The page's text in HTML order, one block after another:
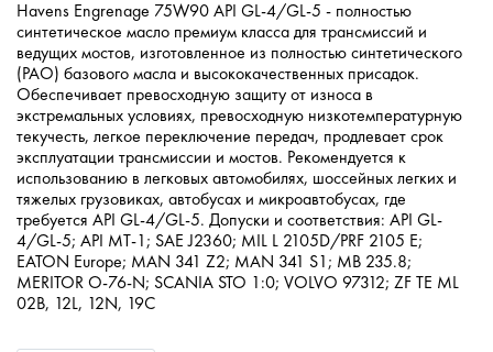
Havens Engrenage 75W90 API GL-4/GL-5 - полностью
синтетическое масло премиум класса для трансмиссий и
ведущих мостов, изготовленное из полностью синтетического
(PAO) базового масла и высококачественных присадок.
Обеспечивает превосходную защиту от износа в
экстремальных условиях, превосходную низкотемпературную
текучесть, легкое переключение передач, продлевает срок
эксплуатации трансмиссии и мостов. Рекомендуется к
использованию в легковых автомобилях, шоссейных легких и
тяжелых грузовиках, автобусах и микроавтобусах, где
требуется API GL-4/GL-5. Допуски и соответствия: API GL-
4/GL-5; API MT-1; SAE J2360; MIL L 2105D/PRF 2105 E;
EATON Europe; MAN 341 Z2; MAN 341 S1; MB 235.8;
MERITOR O-76-N; SCANIA STO 1:0; VOLVO 97312; ZF TE ML
02B, 12L, 12N, 19C